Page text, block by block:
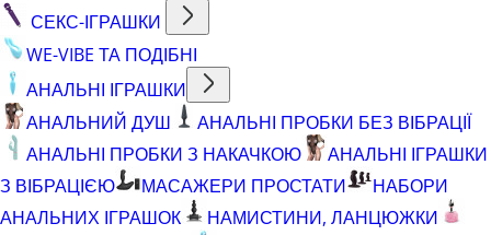
СЕКС-ІГРАШКИ
WE-VIBE ТА ПОДІБНІ
АНАЛЬНІ ІГРАШКИ
АНАЛЬНИЙ ДУШ
АНАЛЬНІ ПРОБКИ БЕЗ ВІБРАЦІЇ
АНАЛЬНІ ПРОБКИ З НАКАЧКОЮ
АНАЛЬНІ ІГРАШКИ
З ВІБРАЦІЄЮ
МАСАЖЕРИ ПРОСТАТИ
НАБОРИ
АНАЛЬНИХ ІГРАШОК
НАМИСТИНИ, ЛАНЦЮЖКИ